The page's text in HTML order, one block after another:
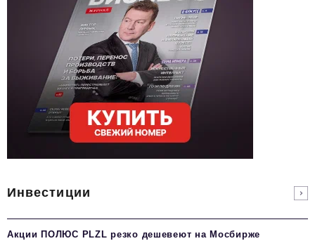
Инвестиции
Акции ПОЛЮС PLZL резко дешевеют на Мосбирже